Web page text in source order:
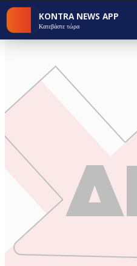
KONTRA NEWS APP
Κατεβάστε τώρα